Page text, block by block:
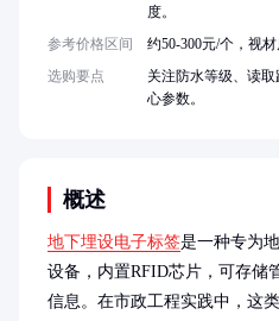
概述
地下埋设电子标签是一种专为
设备，内置RFID芯片，可存储
信息。在市政工程实践中，这
度。
参考价格区间
约50-300元/个，视
选购要点
关注防水等级、读
心参数。